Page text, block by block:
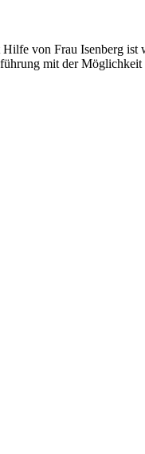
von Frau Isenberg ist
mit der